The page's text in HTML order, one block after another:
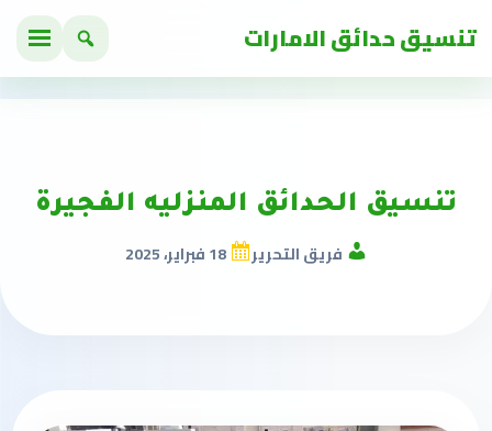
تنسيق حدائق الامارات
تنسيق الحدائق المنزليه الفجيرة
فريق التحرير
18 فبراير، 2025